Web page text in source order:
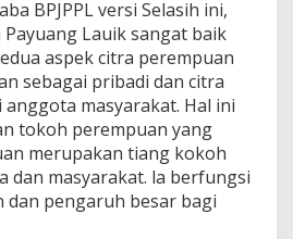
BPJPPL versi Selasih ini,
Lauik sangat baik
aspek citra perempuan
sebagai pribadi dan citra
masyarakat. Hal ini
tokoh perempuan yang
merupakan tiang kokoh
dan masyarakat. la berfungsi
dan pengaruh besar bagi